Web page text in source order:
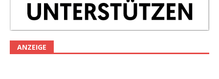
ANZEIGE